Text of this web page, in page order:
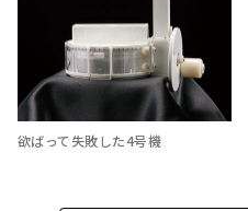
欲ばって失敗した4号機